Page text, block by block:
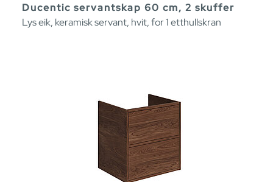
Ducentic servantskap 60 cm, 2 skuffer
Lys eik, keramisk servant, hvit, for 1 etthullskran